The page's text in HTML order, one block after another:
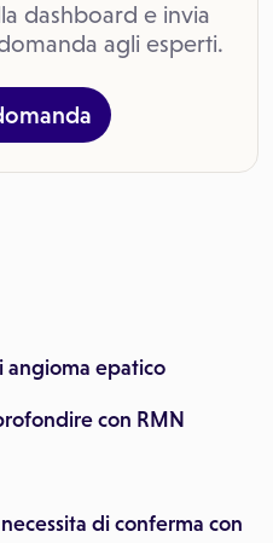
dashboard e invia
agli esperti.
angioma epatico
con RMN
di conferma con